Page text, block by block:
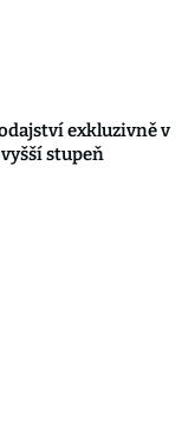
exkluzivně v
stupeň